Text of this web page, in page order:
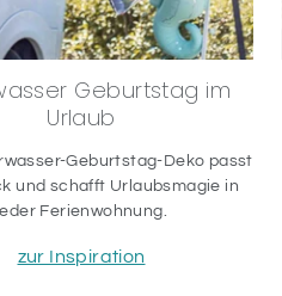
Geburtstag im
Urlaub
Geburtstag-Deko passt
und schafft Urlaubsmagie in
Ferienwohnung.
zur Inspiration